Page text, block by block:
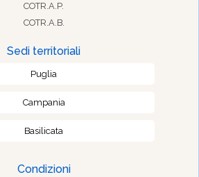
COTR.A.P.
COTR.A.B.
Sedi territoriali
Puglia
Campania
Basilicata
Condizioni